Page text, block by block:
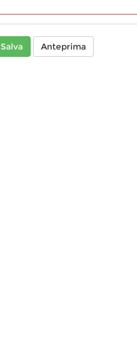
Salva Anteprima